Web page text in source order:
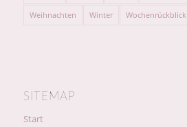
Weihnachten Winter Wochenrückblick
SITEMAP
Start